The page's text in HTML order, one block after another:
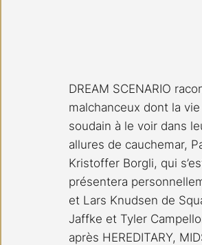
DREAM SCENARIO
malchanceux dont la
soudain à le voir dans
allures de cauchemar,
Kristoffer Borgli, qui
présentera
et Lars Knudsen de
Jaffke et Tyler
après HEREDITARY,